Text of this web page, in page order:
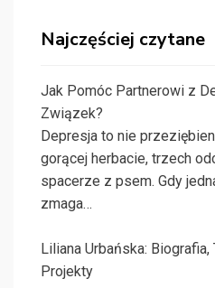
Najczęściej czytane
Jak Pomóc Partnerowi z
Związek?
Depresja to nie
gorącej herbacie, trzech
spacerze z psem. Gdy
zmaga…
Liliana Urbańska:
Projekty